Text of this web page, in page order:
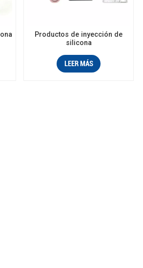
Productos de inyección de
silicona
LEER MÁS